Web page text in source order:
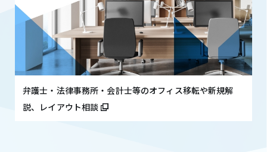
弁護士・法律事務所・会計士等のオフィス移転や新規解
説、レイアウト相談